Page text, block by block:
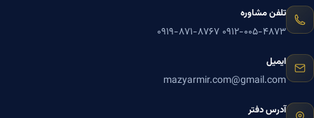
تلفن مشاوره
۰۹۱۲-۰۰۵-۴۸۷۳ ۰۹۱۹-۸۷۱-۸۷۶۷
ایمیل
mazyarmir.com@gmail.com
آدرس دفتر